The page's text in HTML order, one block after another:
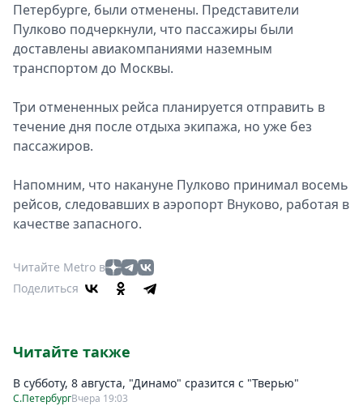
Петербурге, были отменены. Представители
Пулково подчеркнули, что пассажиры были
доставлены авиакомпаниями наземным
транспортом до Москвы.
Три отмененных рейса планируется отправить в
течение дня после отдыха экипажа, но уже без
пассажиров.
Напомним, что накануне Пулково принимал восемь
рейсов, следовавших в аэропорт Внуково, работая в
качестве запасного.
Читайте Metro в
Поделиться
Читайте также
В субботу, 8 августа, "Динамо" сразится с "Тверью"
С.ПетербургВчера 19:03